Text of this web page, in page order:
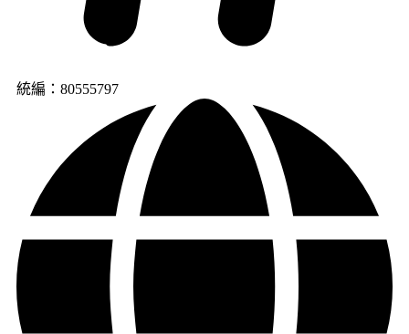
統編：80555797